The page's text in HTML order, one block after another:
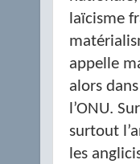
laïcisme
appelle
alors
l’ONU.
surtout
les